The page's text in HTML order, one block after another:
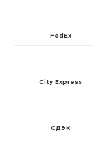
FedEx
City Express
СДЭК